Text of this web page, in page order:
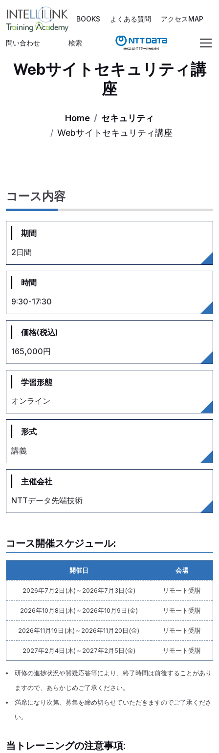
BOOKS よくある質問 アクセスMAP
問い合わせ 検索
Webサイトセキュリティ講
座
Home
セキュリティ
Webサイトセキュリティ講座
コース内容
期間
2日間
時間
9:30-17:30
価格(税込)
165,000円
学習形態
オンライン
形式
講義
主催会社
NTTデータ先端技術
コース開催スケジュール:
開催日 会場
2026年7月2日(木)～2026年7月3日(金) リモート受講
2026年10月8日(木)～2026年10月9日(金) リモート受講
2026年11月19日(木)～2026年11月20日(金) リモート受講
2027年2月4日(木)～2027年2月5日(金) リモート受講
研修の進捗状況や質疑応答等により、終了時間は前後することがあり
ますので、あらかじめご了承ください。
満席になり次第、募集を締め切らせていただきますのでご了承くださ
い。
当トレーニングの注意事項: